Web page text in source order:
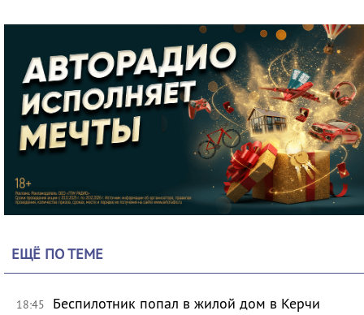
ЕЩЁ ПО ТЕМЕ
18:45 Беспилотник попал в жилой дом в Керчи